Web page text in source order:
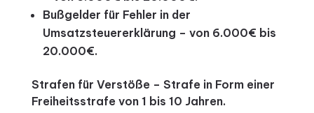
Bußgelder für Fehler in der
Umsatzsteuererklärung – von 6.000€ bis
20.000€.
Strafen für Verstöße – Strafe in Form einer
Freiheitsstrafe von 1 bis 10 Jahren.